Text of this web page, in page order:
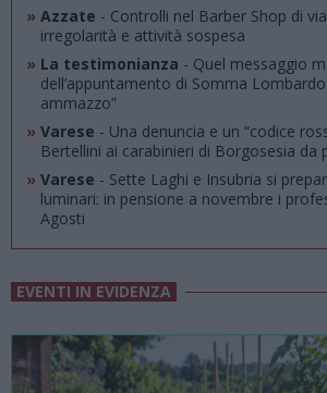
» Azzate - Controlli nel Barber Shop di
irregolarità e attività sospesa
» La testimonianza - Quel messaggio
dell’appuntamento di Somma
ammazzo”
» Varese - Una denuncia e un “codice
Bertellini ai carabinieri di Borgosesia da
» Varese - Sette Laghi e Insubria si
luminari: in pensione a novembre i
Agosti
EVENTI IN EVIDENZA